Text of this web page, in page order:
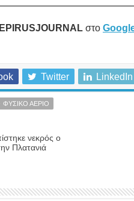
EPIRUSJOURNAL στο
Twitter LinkedIn
ΦΥΣΙΚΟ ΑΕΡΙΟ
νεκρός ο
Πλατανιά